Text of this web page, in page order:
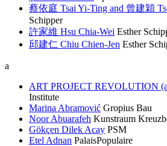
蔡依庭 Tsai Yi-Ting and 曾建穎
Schipper
許家維 Hsu Chia-Wei Esther
邱建仁 Chiu Chien-Jen Esther
a
ART PROJECT REVOLUTION
Institute
Marina Abramović Gropius Bau
Noor Abuarafeh Kunstraum
Gökçen Dilek Acay PSM
Etel Adnan PalaisPopulaire